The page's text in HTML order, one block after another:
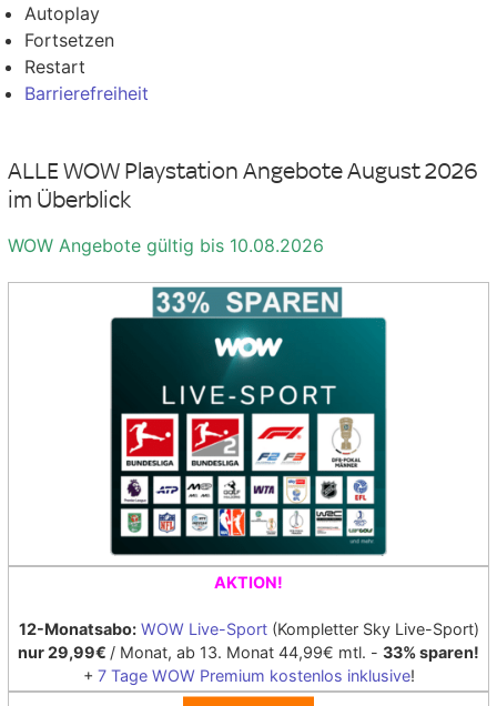
Autoplay
Fortsetzen
Restart
Barrierefreiheit
ALLE WOW Playstation Angebote August 2026
im Überblick
WOW Angebote gültig bis 10.08.2026
AKTION!
12-Monatsabo: WOW Live-Sport(Kompletter Sky Live-Sport)
nur 29,99€ / Monat, ab 13. Monat 44,99€ mtl. - 33% sparen!
+ 7 Tage WOW Premium kostenlos inklusive!